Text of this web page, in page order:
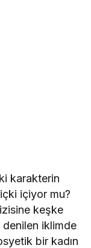
karakterin
içiyor mu?
keşke
denilen iklimde
bir kadın